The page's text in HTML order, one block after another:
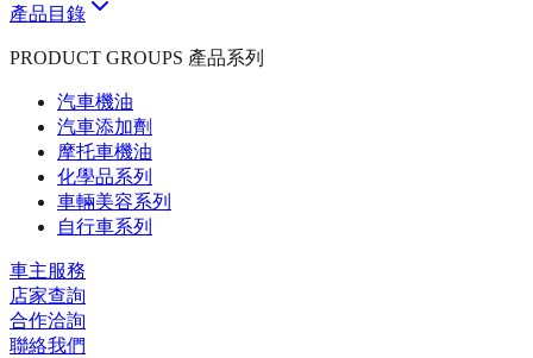
產品目錄
PRODUCT GROUPS 產品系列
汽車機油
汽車添加劑
摩托車機油
化學品系列
車輛美容系列
自行車系列
車主服務
店家查詢
合作洽詢
聯絡我們